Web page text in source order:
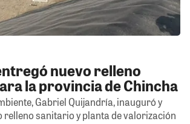
nuevo relleno
la provincia de Chincha
Gabriel Quijandría, inauguró y
relleno sanitario y planta de valorización